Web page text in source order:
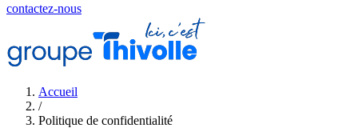
contactez-nous
Accueil
/
Politique de confidentialité